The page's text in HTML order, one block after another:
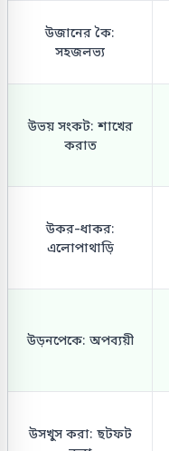
উজানের কৈ:
সহজলভ্য
উভয় সংকট: শাখের
করাত
উকর-ধাকর:
এলোপাথাড়ি
উড়নপেকে: অপব্যয়ী
উসখুস করা: ছটফট